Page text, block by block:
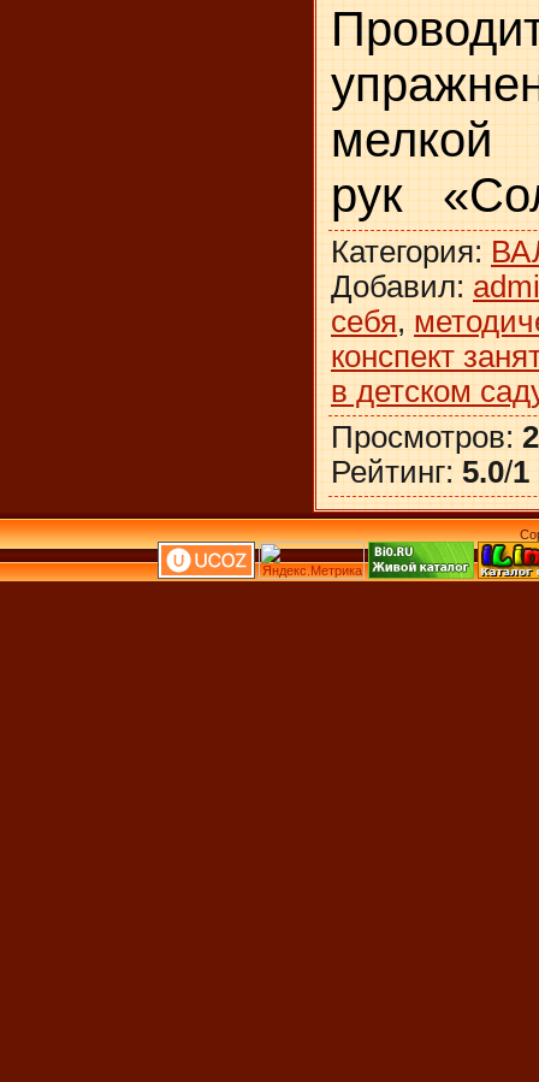
мелкой
рук
Категория:
Добавил:
себя,
конспект
в детском
Просмотров:
Рейтинг: 5.0/1